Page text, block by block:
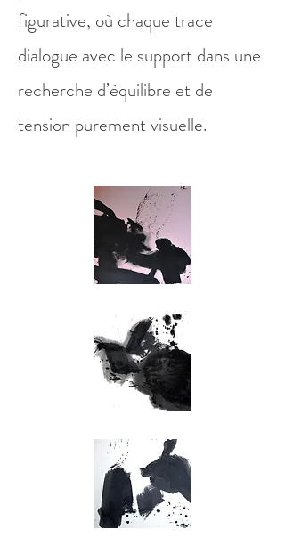
figurative, où chaque trace
dialogue avec le support dans une
recherche d’équilibre et de
tension purement visuelle.